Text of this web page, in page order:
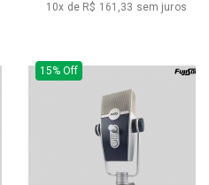
10x de R$ 161,33 sem juros
15% Off